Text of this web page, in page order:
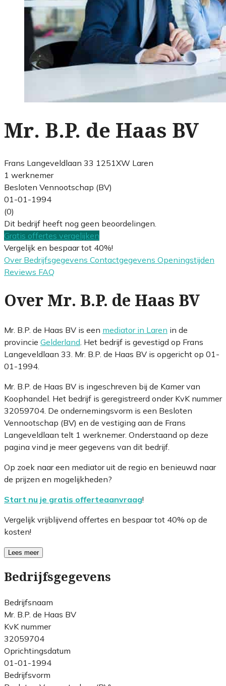
Mr. B.P. de Haas BV
Frans Langeveldlaan 33 1251XW Laren
1 werknemer
Besloten Vennootschap (BV)
01-01-1994
(0)
Dit bedrijf heeft nog geen beoordelingen.
Gratis offertes vergelijken
Vergelijk en bespaar tot 40%!
Over Bedrijfsgegevens Contactgegevens Openingstijden
Reviews FAQ
Over Mr. B.P. de Haas BV
Mr. B.P. de Haas BV is een mediator in Laren in de
provincie Gelderland . Het bedrijf is gevestigd op Frans
Langeveldlaan 33. Mr. B.P. de Haas BV is opgericht op 01-
01-1994.
Mr. B.P. de Haas BV is ingeschreven bij de Kamer van
Koophandel. Het bedrijf is geregistreerd onder KvK nummer
32059704. De ondernemingsvorm is een Besloten
Vennootschap (BV) en de vestiging aan de Frans
Langeveldlaan telt 1 werknemer. Onderstaand op deze
pagina vind je meer gegevens van dit bedrijf.
Op zoek naar een mediator uit de regio en benieuwd naar
de prijzen en mogelijkheden?
Start nu je gratis offerteaanvraag!
Vergelijk vrijblijvend offertes en bespaar tot 40% op de
kosten!
Lees meer
Bedrijfsgegevens
Bedrijfsnaam
Mr. B.P. de Haas BV
KvK nummer
32059704
Oprichtingsdatum
01-01-1994
Bedrijfsvorm